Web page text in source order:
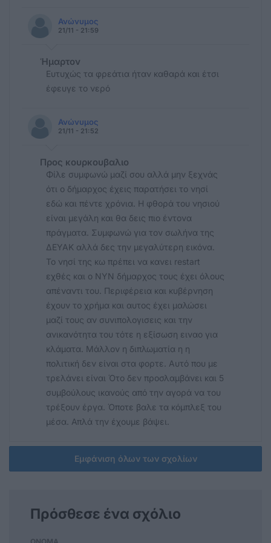
Ανώνυμος
21/11 - 21:59
Ήμαρτον
Ευτυχώς τα φρεάτια ήταν καθαρά και έτσι
έφευγε το νερό
Ανώνυμος
21/11 - 21:52
Προς κουρκουβαλιο
Φίλε συμφωνώ μαζί σου αλλά μην ξεχνάς
ότι ο δήμαρχος έχεις παρατήσει το νησί
εδώ και πέντε χρόνια. Η φθορά του νησιού
είναι μεγάλη και θα δεις πιο έντονα
πράγματα. Συμφωνώ για τον σωλήνα της
ΔΕΥΑΚ αλλά δες την μεγαλύτερη εικόνα.
Το νησί της κω πρέπει να κανει restart
εχθές και ο ΝΥΝ δήμαρχος τους έχει όλους
απέναντι του. Περιφέρεια και κυβέρνηση
έχουν το χρήμα και αυτος έχει μαλώσει
μαζί τους αν συνιπολογισεις και την
ανικανότητα του τότε η εξίσωση ειναο για
κλάματα. Μάλλον η διπλωματία η η
πολιτική δεν είναι στα φορτε. Αυτό που με
τρελάνει είναι Ότο δεν προσλαμβάνει και 5
συμβούλους ικανούς από την αγορά να του
τρέξουν έργα. Όποτε βαλε τα κόμπλεξ του
μέσα. Απλά την έχουμε βάψει.
Εμφάνιση όλων των σχολίων
Πρόσθεσε ένα σχόλιο